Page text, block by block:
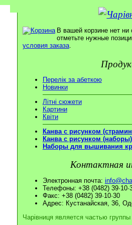
В вашей корзине нет ни
отметьте нужные
условия заказа.
Перелік за абеткою
Новинки
Літні сюжети
Картини
Квіти
Канва с рисунком
Канва с рисунком (наборы)
Наборы для вышивания
Контактная
Электронная почта:
Телефоны: +38 (0482)
Факс: +38 (0482) 39·10·30
Адрес: Кустанайская, 36,
Чарівниця является частью